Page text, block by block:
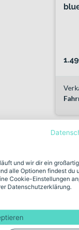
Vielfalt
für deutsche
Mountainbike
unterschiedlichste
Arbeit pendelst.
und wir dir ein
alle Optionen findest du
Cookie-Einstellungen
Datenschutzerklärung.